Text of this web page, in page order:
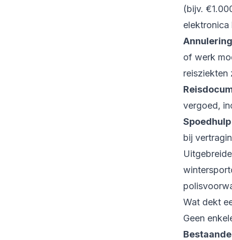
(bijv.
elektronica
of werk
reisziekten
vergoed,
bij
Wat dekt
Geen